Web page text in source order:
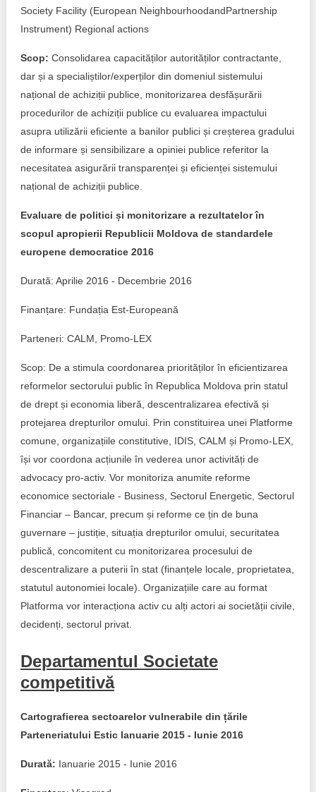
Society Facility (European NeighbourhoodandPartnership
Instrument) Regional actions
Scop: Consolidarea capacităților autorităților contractante,
dar și a specialiștilor/experților din domeniul sistemului
național de achiziții publice, monitorizarea desfășurării
procedurilor de achiziții publice cu evaluarea impactului
asupra utilizării eficiente a banilor publici și creșterea gradului
de informare și sensibilizare a opiniei publice referitor la
necesitatea asigurării transparenței și eficienței sistemului
național de achiziții publice.
Evaluare de politici și monitorizare a rezultatelor în
scopul apropierii Republicii Moldova de standardele
europene democratice 2016
Durată: Aprilie 2016 - Decembrie 2016
Finanțare: Fundația Est-Europeană
Parteneri: CALM, Promo-LEX
Scop: De a stimula coordonarea priorităților în eficientizarea
reformelor sectorului public în Republica Moldova prin statul
de drept și economia liberă, descentralizarea efectivă și
protejarea drepturilor omului. Prin constituirea unei Platforme
comune, organizațiile constitutive, IDIS, CALM și Promo-LEX,
își vor coordona acțiunile în vederea unor activități de
advocacy pro-activ. Vor monitoriza anumite reforme
economice sectoriale - Business, Sectorul Energetic, Sectorul
Financiar – Bancar, precum și reforme ce țin de buna
guvernare – justiție, situația drepturilor omului, securitatea
publică, concomitent cu monitorizarea procesului de
descentralizare a puterii în stat (finanțele locale, proprietatea,
statutul autonomiei locale). Organizațiile care au format
Platforma vor interacționa activ cu alți actori ai societății civile,
decidenți, sectorul privat.
Departamentul Societate
competitivă​
Cartografierea sectoarelor vulnerabile din țările
Parteneriatului Estic Ianuarie 2015 - Iunie 2016​
Durată: Ianuarie 2015 - Iunie 2016